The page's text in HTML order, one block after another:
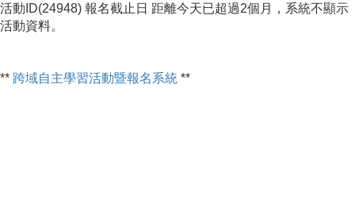
活動ID(24948) 報名截止日 距離今天已超過2個月，系統不顯示
活動資料。
** 跨域自主學習活動暨報名系統 **